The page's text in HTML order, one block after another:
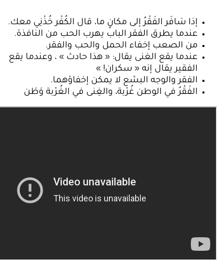
إذا سَافَر الفَقْرُ إلى مكانٍ ما، قال الكُفْر خُذْنِي معك.
عندما يطرق الفقر الباب يهرب الحب من النافذة.
من الصعب إخفاء الحمل والحب والفقر.
عندما يقع الغنى يقال: « هذا حادث » ، وعندما يقع
الفقير يقال إنه « سكران! »
الفقر والوجه البشع لا يمكن إخفاؤهما.
الفَقْرُ في الوطن غُرْبة، والغِنى في الغُرْبة وَطَن